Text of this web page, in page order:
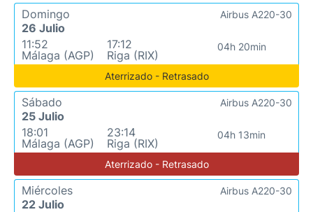
Domingo
26 Julio
11:52
Málaga (AGP)
17:12
Riga (RIX)
04h 20min
Airbus A220-30
Aterrizado - Retrasado
Sábado
25 Julio
18:01
Málaga (AGP)
23:14
Riga (RIX)
04h 13min
Airbus A220-30
Aterrizado - Retrasado
Miércoles
22 Julio
Airbus A220-30